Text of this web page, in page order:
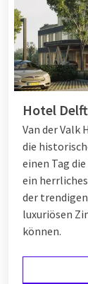
Hotel
Van der Valk
die
einen Tag
ein
der
luxuriösen
können.